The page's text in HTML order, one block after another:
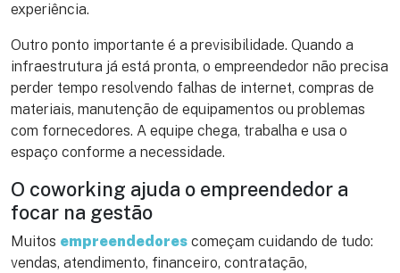
experiência.
Outro ponto importante é a previsibilidade. Quando a
infraestrutura já está pronta, o empreendedor não precisa
perder tempo resolvendo falhas de internet, compras de
materiais, manutenção de equipamentos ou problemas
com fornecedores. A equipe chega, trabalha e usa o
espaço conforme a necessidade.
O coworking ajuda o empreendedor a
focar na gestão
Muitos empreendedores começam cuidando de tudo:
vendas, atendimento, financeiro, contratação,